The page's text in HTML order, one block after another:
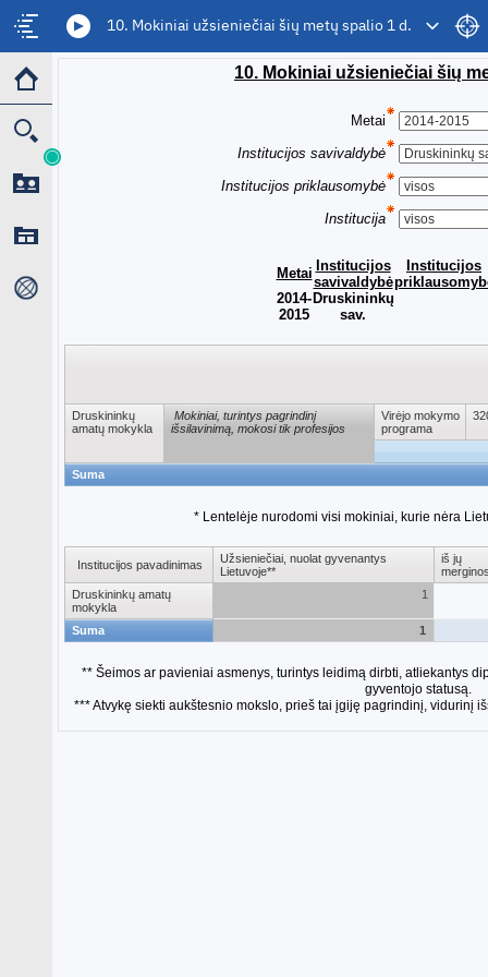
10. Mokiniai užsieniečiai šių metų spalio 1 d.